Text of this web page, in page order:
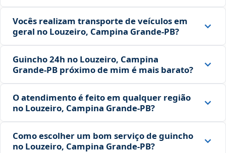
Vocês realizam transporte de veículos em
geral no Louzeiro, Campina Grande‑PB?
Guincho 24h no Louzeiro, Campina
Grande‑PB próximo de mim é mais barato?
O atendimento é feito em qualquer região
no Louzeiro, Campina Grande‑PB?
Como escolher um bom serviço de guincho
no Louzeiro, Campina Grande‑PB?